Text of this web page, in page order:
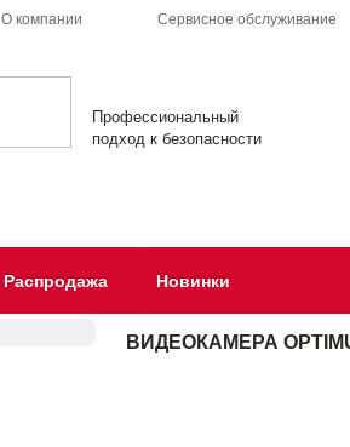
О компании Сервисное обслуживание
Профессиональный
подход к безопасности
Распродажа Новинки
ВИДЕОКАМЕРА